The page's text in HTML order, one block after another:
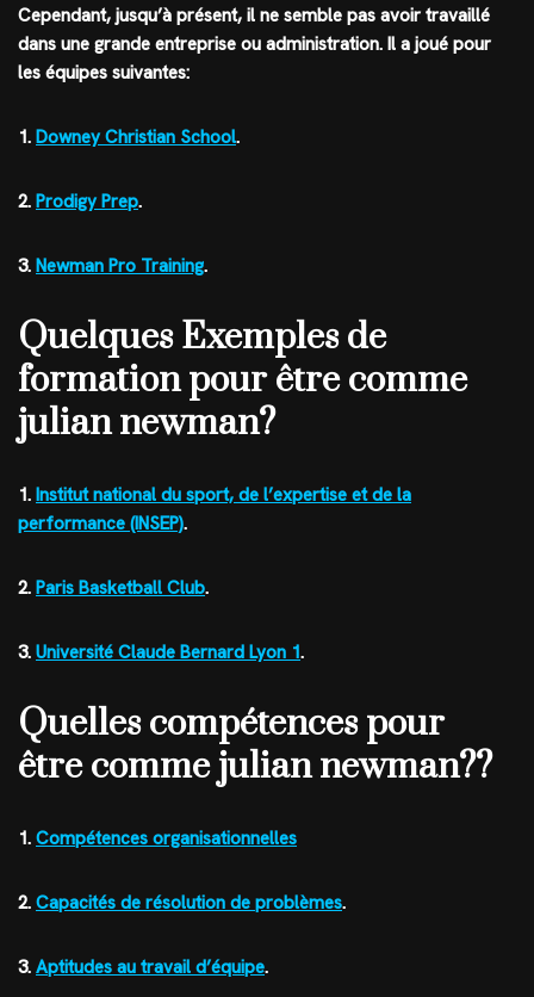
Cependant, jusqu’à présent, il ne semble pas avoir travaillé
dans une grande entreprise ou administration. Il a joué pour
les équipes suivantes:
1. Downey Christian School.
2. Prodigy Prep.
3. Newman Pro Training.
Quelques Exemples de
formation pour être comme
julian newman?
1. Institut national du sport, de l’expertise et de la
performance (INSEP).
2. Paris Basketball Club.
3. Université Claude Bernard Lyon 1.
Quelles compétences pour
être comme julian newman??
1. Compétences organisationnelles
2. Capacités de résolution de problèmes.
3. Aptitudes au travail d’équipe.